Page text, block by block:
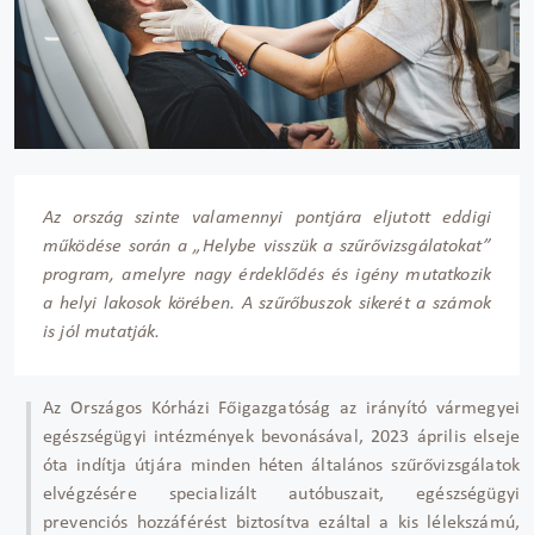
Az ország szinte valamennyi pontjára eljutott eddigi
működése során a „Helybe visszük a szűrővizsgálatokat”
program, amelyre nagy érdeklődés és igény mutatkozik
a helyi lakosok körében. A szűrőbuszok sikerét a számok
is jól mutatják.
Az Országos Kórházi Főigazgatóság az irányító vármegyei
egészségügyi intézmények bevonásával, 2023 április elseje
óta indítja útjára minden héten általános szűrővizsgálatok
elvégzésére specializált autóbuszait, egészségügyi
prevenciós hozzáférést biztosítva ezáltal a kis lélekszámú,